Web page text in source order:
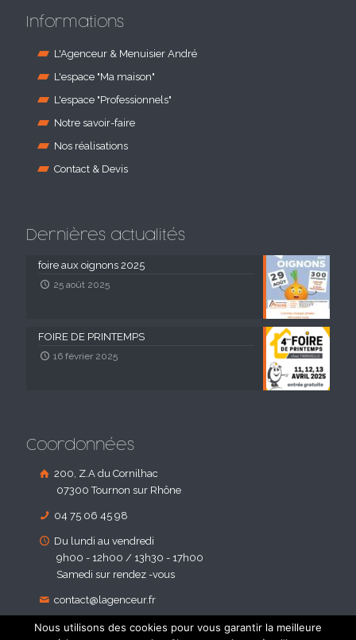
Informations
L'Agenceur & Menuisier André
L'espace "Ma maison"
L'espace "Professionnels"
Notre savoir-faire
Nos réalisations
Contact & Devis
Dernières actualités
foire aux oignons 2025
25 août 2025
FOIRE DE PRINTEMPS
16 février 2025
Coordonnées
200, Z.A du Cornilhac
07300 Tournon sur Rhône
04 75 06 45 98
Du lundi au vendredi
9h00 - 12h00 / 13h30 - 17h00
Samedi sur rendez -vous
contact@lagenceur.fr
Nous utilisons des cookies pour vous garantir la meilleure